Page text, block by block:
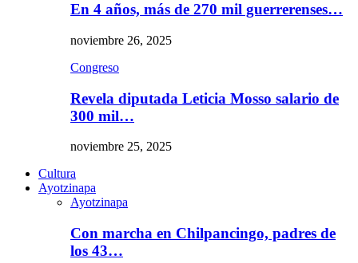
En 4 años, más de 270 mil guerrerenses…
noviembre 26, 2025
Congreso
Revela diputada Leticia Mosso salario de
300 mil…
noviembre 25, 2025
Cultura
Ayotzinapa
Ayotzinapa
Con marcha en Chilpancingo, padres de
los 43…